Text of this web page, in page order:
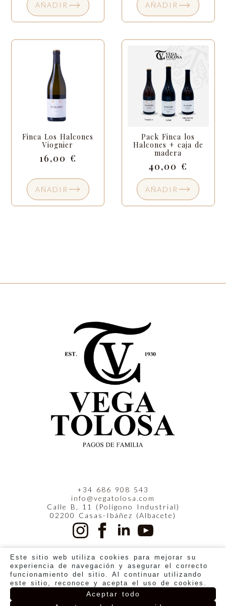
AÑADIR AÑADIR
Finca Los Halcones
Viognier
16,00 €
AÑADIR
Pack Finca los
Halcones + caja de
madera
40,00€
AÑADIR
+34 686 908 543
info@vegatolosa.com
Calle B, 11 (Polígono Industrial)
02200 Casas-Ibáñez (Albacete)
POLÍTICA DE PRIVACIDADPOLÍTICA DE COOKIESAVISO LEGAL
TÉRMINOS Y CONDICIONES
Este sitio web utiliza cookies para mejorar su
experiencia de navegación y asegurar el correcto
funcionamiento del sitio. Al continuar utilizando
este sitio, reconoce y acepta el uso de cookies.
Aceptar todo